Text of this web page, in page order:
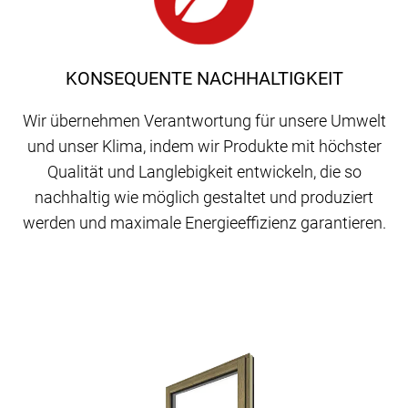
KONSEQUENTE NACHHALTIGKEIT
Wir übernehmen Verantwortung für unsere Umwelt
und unser Klima, indem wir Produkte mit höchster
Qualität und Langlebigkeit entwickeln, die so
nachhaltig wie möglich gestaltet und produziert
werden und maximale Energieeffizienz garantieren.